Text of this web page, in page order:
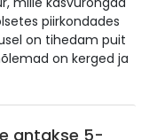
piirkondades
on tihedam puit
on kerged ja
antakse 5-